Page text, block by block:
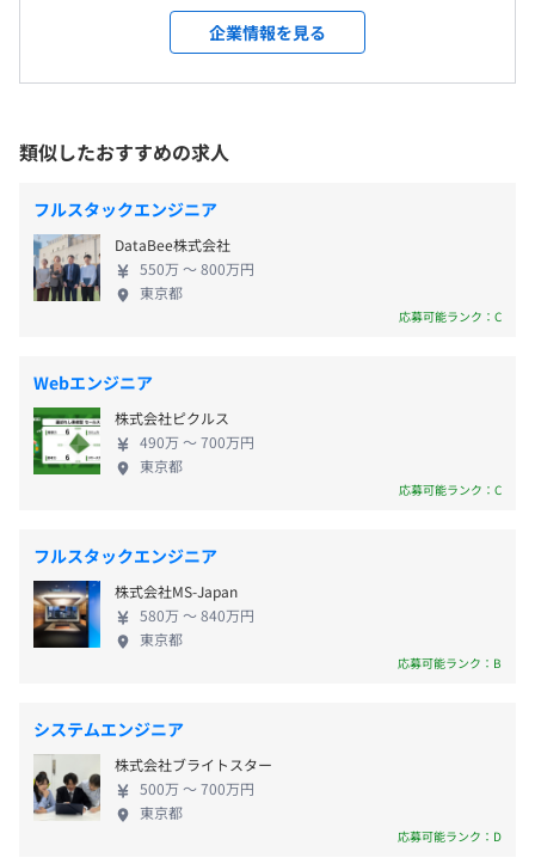
平均年齢29歳と若い世代が中心の、部署や役職に関係な
を導入し、一人ひとりが自分の意見を尊重して働ける柔軟
な社風です。
【技術スタック】
Experience Cloud／Partner Community／Customer
Community／CRM Analytics／Tableau／Einstein for
Sales／Einstein for Service／Data Cloud
▼業務で取り扱い実績がある開発言語や技術スタック一覧
HTML／CSS／JavaScript／PHP／SQL／Spring
Framework／Spring Boot／React／Next.js／Vue.js／
Node.js／Express／AWS／Firebase／Docker／Github
Actions／Git／GitHub／VSCode／IntelliJ／Android
▼対応経験のある業種
製造業／人材紹介／窓口／不動産／SaaS／コンサル／不
用品回収／グローバル企業／介護施設のレンタル／飲食／
コールセンター／空港／資産コンサル／セミナー／ヘルス
ケア／人材派遣／医療レセプションシステム／シェアオフ
受動喫煙防止措置に関する事項
■地下鉄四ツ橋線「西梅田駅」より徒歩5分
■JR線「北新地駅」より徒歩5分
平均残業時間：平均15時間／月
■完全週休2日制（土日祝）
■年末年始休暇
■夏季休暇
■産休・育休
■介護休暇
■生理休暇 など
◎5日以上の連続休暇取得可能
◎1時間ごとに有給休暇取得可能
■通勤手当：会社規定に基づき支給（上限：月額25,000
円）
■残業手当：1分単位で支給
■資格取得手当：会社指定の資格を取得した場合、手当を
賞与：年3回
遂げました。 「暗号資産×SI×クリエイティブ」と
いう一見、異色に見える事業の組み合わせは、常に
「これからの可能性」を問い続けてきた結果です。各
企業やユーザーにこれまでにない新しい価値を提供
しています。今後はAIやWeb3.0、クリエイティブ分
野など、さらなる多角的な事業展開を見据え、進化
を続けていきます。 ■先行投資とスピード感を追求
する挑戦的なカルチャー 当社の強みは、何よりも
「時代を先読みし、果敢に挑戦する」カルチャーで
す。社員の声に積極的に耳を傾けるフラットな社風
が根付いています。 象徴的な例として、昨年、日本
国内でもいち早くSalesforceの提供を開始した生成AI
プロダクトの導入・検証に着手しました。その結
果、他社に先駆けて「関西で生成AI×Salesforceとい
えばコインタックス！」というポジションを確立。
拡大しました。こうした「先行投資」と「スピード
感」を追求する姿勢こそが、当社の成長を支える最
大の原動力です。 ■即戦力として活躍し、未来を切
り拓く仲間へ わたしたちは、日々リリースされる新
しい価値や製品にワクワクしながら、Salesforceの世
求めています。これまでに培ってきた経験とスキルを
存分に発揮し、当社の急成長を加速させる中核メン
バーとしてご活躍ください。新しい挑戦とキャリア
アップのチャンスは無限に広がっています。あなたの
企業情報を見る
類似したおすすめの求人
フルスタックエンジニア
DataBee株式会社
550万 〜 800万円
東京都
応募可能ランク：C
Webエンジニア
株式会社ピクルス
490万 〜 700万円
東京都
応募可能ランク：C
フルスタックエンジニア
株式会社MS-Japan
580万 〜 840万円
東京都
応募可能ランク：B
システムエンジニア
株式会社ブライトスター
500万 〜 700万円
東京都
応募可能ランク：D